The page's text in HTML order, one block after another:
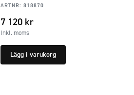
ARTNR:818870
7 120 kr
Inkl. moms
Lägg i varukorg